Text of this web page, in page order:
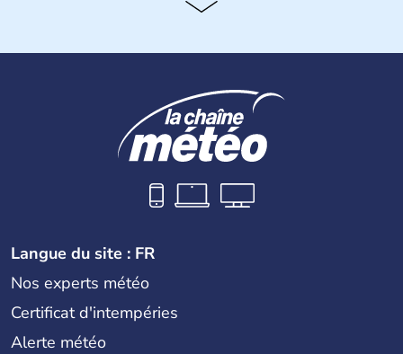
Les premiers habitants desEtats-Unis sont arrivés d'Asie
Plusieurs populations se sont succédées avant l'arrivée
des européens, suite à la découverte du continent par
Christophe Colomb en 1492. Les 13 colonies
britanniques proclament la Déclaration d'indépendance
en 1776 et adoptent leur première constitution en 1787.
La conquête de l'Ouest marque ensuite l'entrée dans une
phase de développement intense.
Langue du site : FR
Nos experts météo
Certificat d'intempéries
Alerte météo